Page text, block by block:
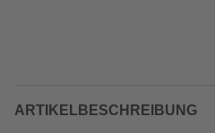
ARTIKELBESCHREIBUNG